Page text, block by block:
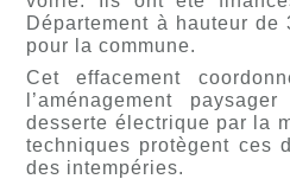
Département à hauteur de
pour la commune.
Cet effacement
l’aménagement
desserte électrique par la
techniques protègent ces
des intempéries.